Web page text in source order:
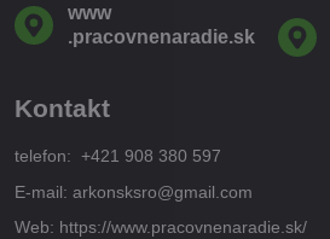
www​
.pracovnenaradie​.sk
Kontakt
telefon: +421 908 380 597
E-mail: arkonsksro@gmail.com
Web: https://www.pracovnenaradie.sk/